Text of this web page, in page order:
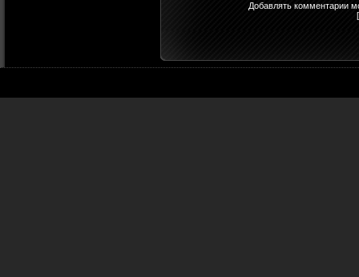
Добавлять комментарии